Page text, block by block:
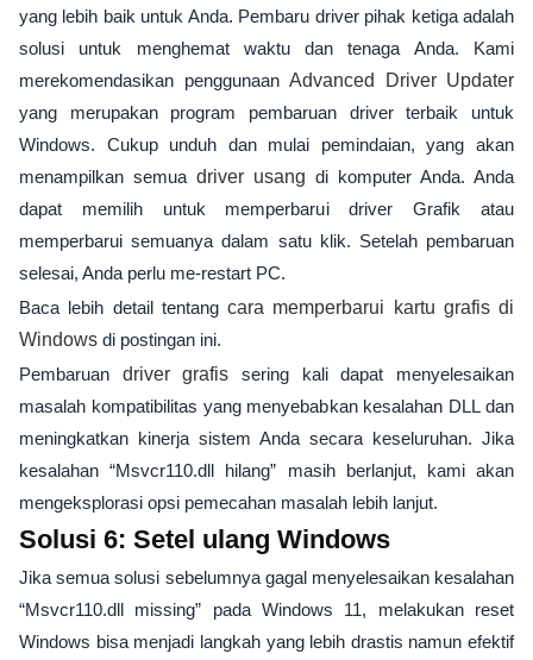
yang lebih baik untuk Anda. Pembaru driver pihak ketiga adalah
solusi untuk menghemat waktu dan tenaga Anda. Kami
merekomendasikan penggunaan Advanced Driver Updater
yang merupakan program pembaruan driver terbaik untuk
Windows. Cukup unduh dan mulai pemindaian, yang akan
menampilkan semua driver usang di komputer Anda. Anda
dapat memilih untuk memperbarui driver Grafik atau
memperbarui semuanya dalam satu klik. Setelah pembaruan
selesai, Anda perlu me-restart PC.
Baca lebih detail tentang cara memperbarui kartu grafis di
Windows di postingan ini.
Pembaruan driver grafis sering kali dapat menyelesaikan
masalah kompatibilitas yang menyebabkan kesalahan DLL dan
meningkatkan kinerja sistem Anda secara keseluruhan. Jika
kesalahan “Msvcr110.dll hilang” masih berlanjut, kami akan
mengeksplorasi opsi pemecahan masalah lebih lanjut.
Solusi 6: Setel ulang Windows
Jika semua solusi sebelumnya gagal menyelesaikan kesalahan
“Msvcr110.dll missing” pada Windows 11, melakukan reset
Windows bisa menjadi langkah yang lebih drastis namun efektif